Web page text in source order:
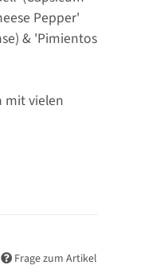
Pepper'
& 'Pimientos
mit vielen
Frage zum Artikel